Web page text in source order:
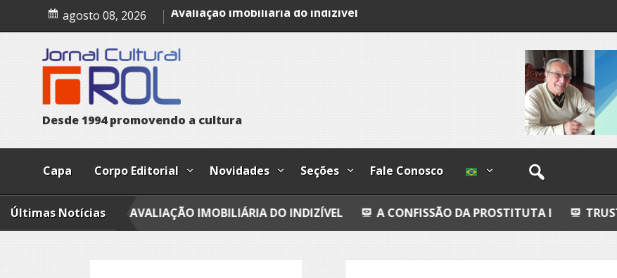
content
agosto 08, 2026
Entropia íntima
Avaliação imobiliária do indizível
A confissão da prostituta I
Esferas, petroglifos y calzadas
Desde1994 promovendo a cultura
Capa Corpo Editorial Novidades Seções Fale Conosco
Últimas Notícias
AVALIAÇÃO IMOBILIÁRIA DO INDIZÍVEL A CONFISSÃO DA PROSTITUTA I TRUST POESIA